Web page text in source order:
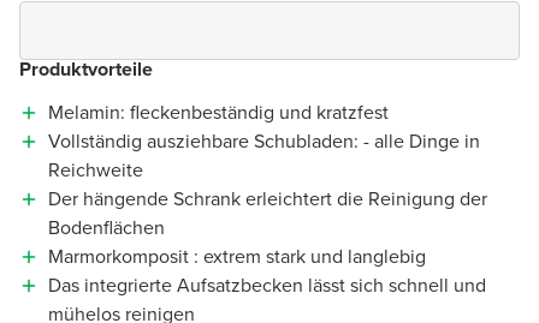
Produktvorteile
Melamin: fleckenbeständig und kratzfest
Vollständig ausziehbare Schubladen: - alle Dinge in
Reichweite
Der hängende Schrank erleichtert die Reinigung der
Bodenflächen
Marmorkomposit : extrem stark und langlebig
Das integrierte Aufsatzbecken lässt sich schnell und
mühelos reinigen